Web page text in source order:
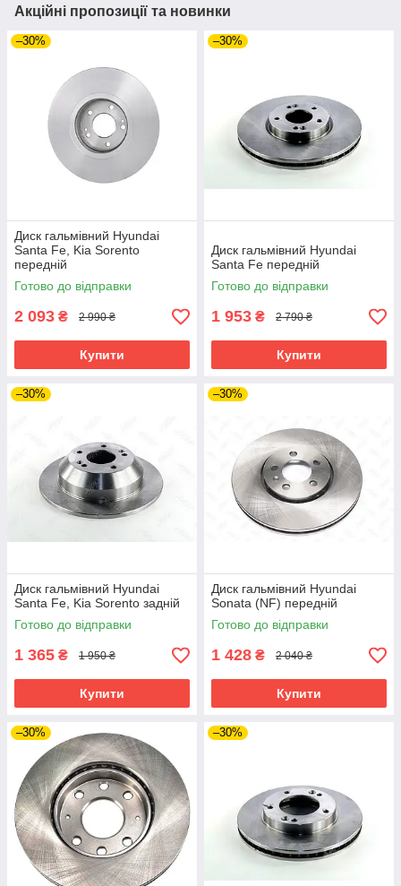
Акційні пропозиції та новинки
–30%
Диск гальмівний Hyundai
Santa Fe, Kia Sorento
передній
Готово до відправки
2 093 ₴ 2 990 ₴
Купити
–30%
Диск гальмівний Hyundai
Santa Fe передній
Готово до відправки
1 953 ₴ 2 790 ₴
Купити
–30%
Диск гальмівний Hyundai
Santa Fe, Kia Sorento задній
Готово до відправки
1 365 ₴ 1 950 ₴
Купити
–30%
Диск гальмівний Hyundai
Sonata (NF) передній
Готово до відправки
1 428 ₴ 2 040 ₴
Купити
–30% –30%